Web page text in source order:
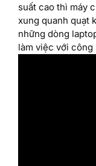
suất cao thì máy
xung quanh quạt
những dòng
làm việc với công